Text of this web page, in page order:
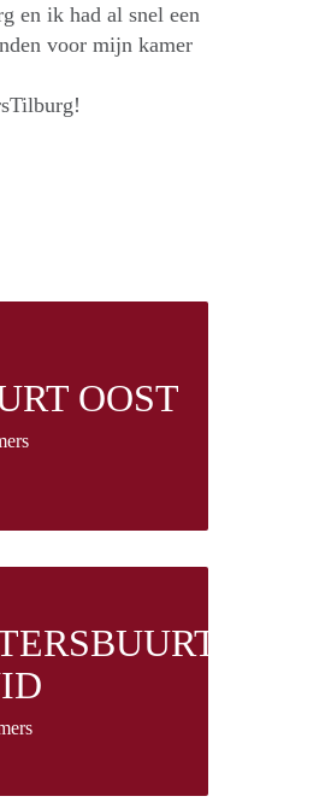
en ik had al snel een
voor mijn kamer
OOST